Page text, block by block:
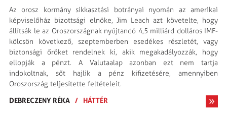
Az orosz kormány sikkasztási botrányai nyomán az amerikai
képviselőház bizottsági elnöke, Jim Leach azt követelte, hogy
állítsák le az Oroszországnak nyújtandó 4,5 milliárd dolláros IMF-
kölcsön következő, szeptemberben esedékes részletét, vagy
biztonsági őröket rendelnek ki, akik megakadályozzák, hogy
ellopják a pénzt. A Valutaalap azonban ezt nem tartja
indokoltnak, sőt hajlik a pénz kifizetésére, amennyiben
Oroszország teljesítette feltételeit.
DEBRECZENY RÉKA / HÁTTÉR